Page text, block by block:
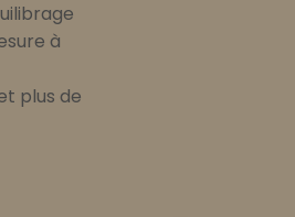
à
plus de